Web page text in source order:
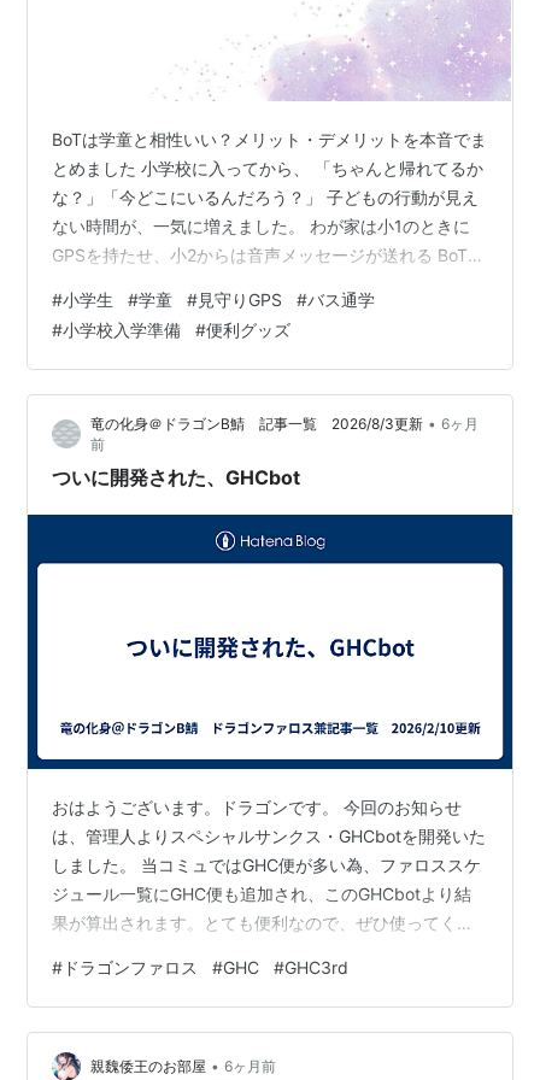
BoTは学童と相性いい？メリット・デメリットを本音でま
とめました 小学校に入ってから、 「ちゃんと帰れてるか
な？」「今どこにいるんだろう？」 子どもの行動が見え
ない時間が、一気に増えました。 わが家は小1のときに
GPSを持たせ、小2からは音声メッセージが送れる BoTト
と、 「位置が分かるだけ」から「声が聞ける」ようにな
ったことで、親の安心感は想像以上に変わりました。 こ
の記事では、学童やバス通学のあるわが家でBoTを1年以
上使って感じた よかったところ 正直イマイチだったとこ
ろ 学童との相性 どんな家庭に向いているか を、ママ目
線で本音レ…
#小学生 #学童 #見守りGPS #バス通学
#小学校入学準備 #便利グッズ
竜の化身＠ドラゴンB鯖 記事一覧 2026/8/3更新 • 6ヶ月
前
ついに開発された、GHCbot
おはようございます。ドラゴンです。 今回のお知らせ
は、管理人よりスペシャルサンクス・GHCbotを開発いた
しました。 当コミュではGHC便が多い為、ファロススケ
ジュール一覧にGHC便も追加され、このGHCbotより結
果が算出されます。とても便利なので、ぜひ使ってくだ
～ 少数米・大数姫便とし、たいてい人数的に道中姫ルー
トで行きますが、姫攻略に至るには臨時様方の火力限界
突破、つまるところ姫必殺のメイン火力様も不可欠にな
ってきます。姫攻略までのプロセスが出来たとしても、
# ドラゴンファロス #GHC #GHC3rd
親魏倭王のお部屋 • 6ヶ月前